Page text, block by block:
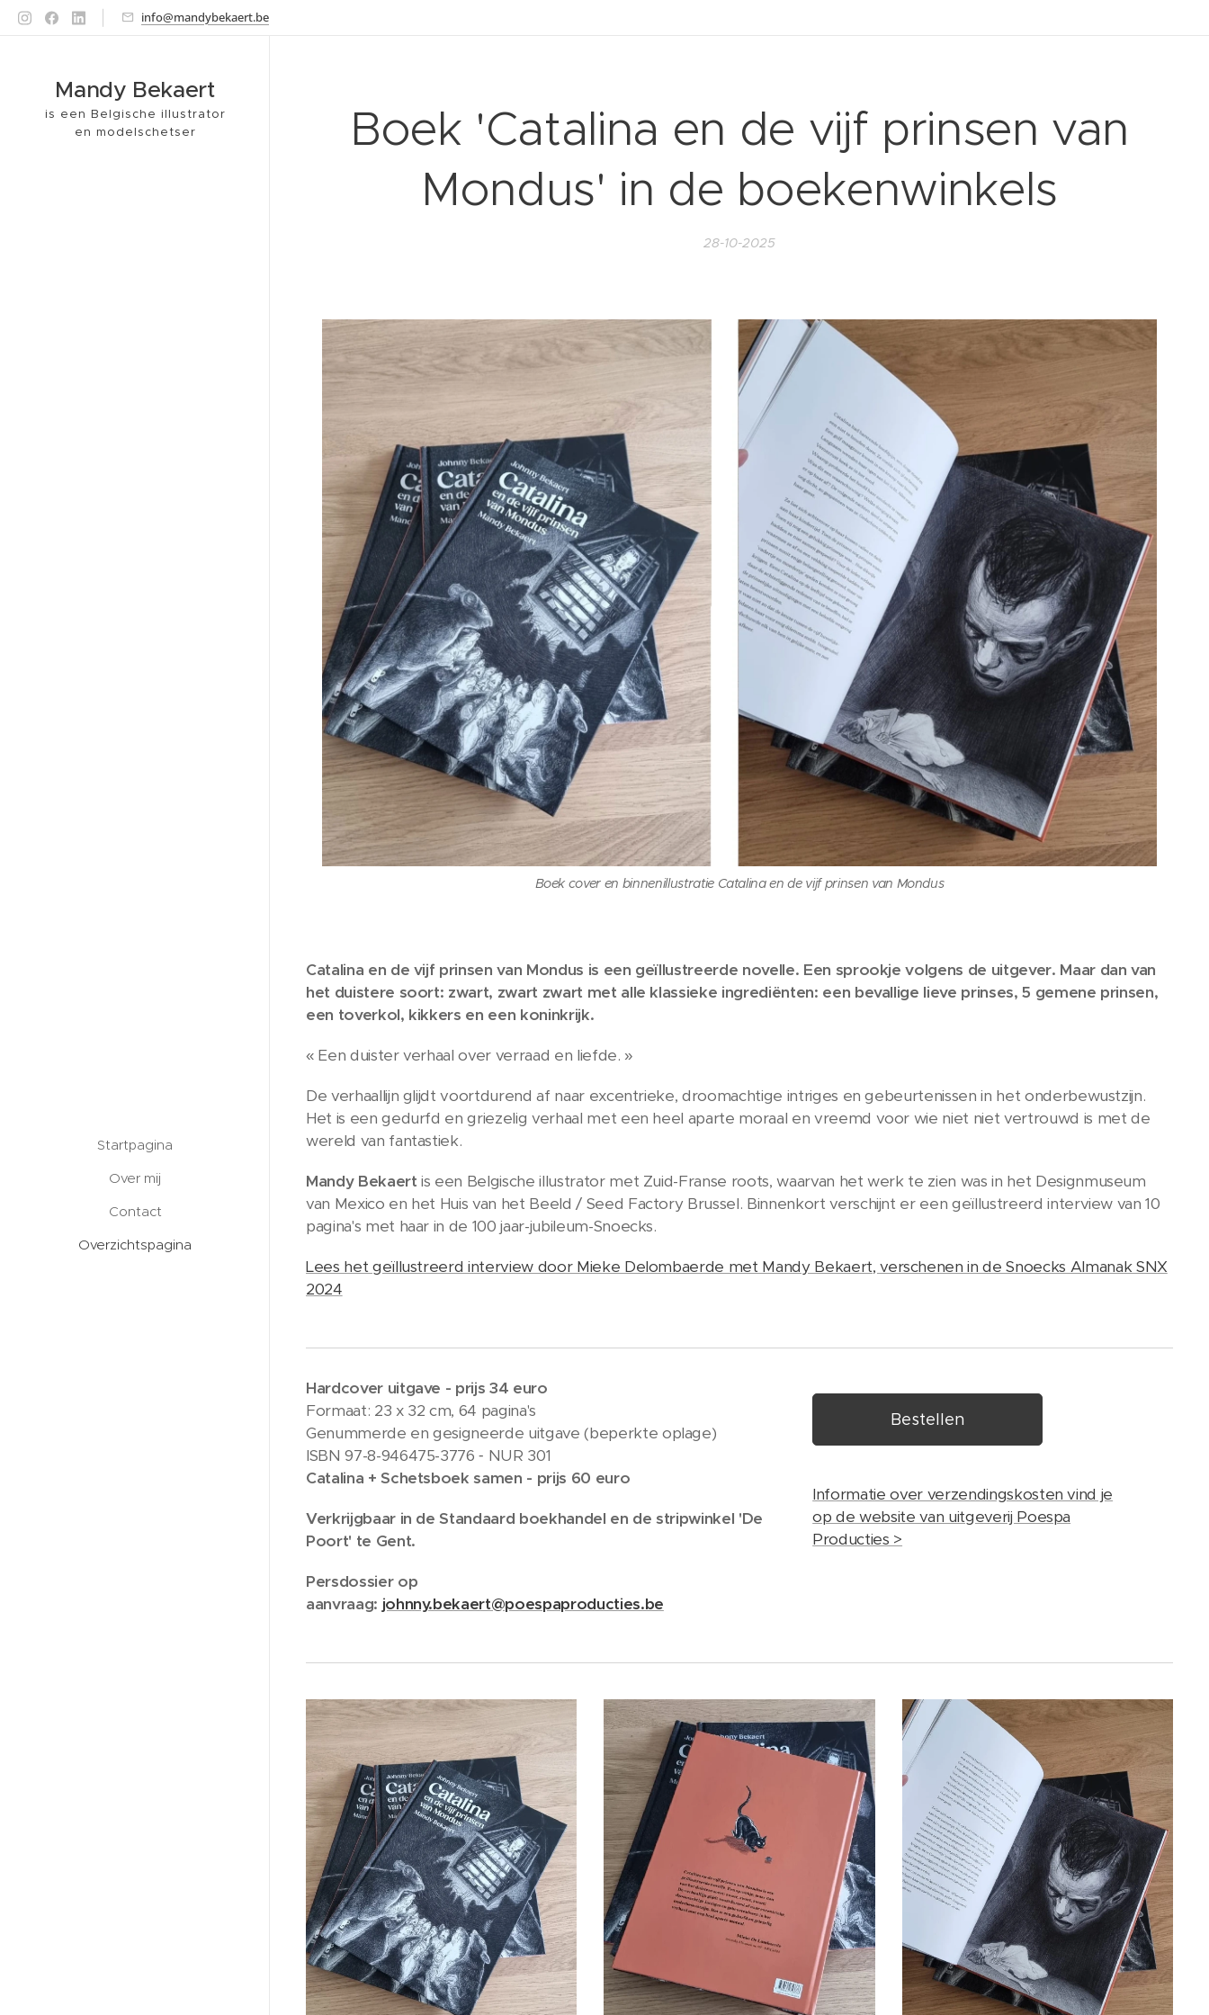
info@mandybekaert.be
Mandy Bekaert
is een Belgische illustrator
en modelschetser
Startpagina
Over mij
Contact
Overzichtspagina
Boek 'Catalina en de vijf prinsen van
Mondus' in de boekenwinkels
28-10-2025
Boek cover en binnenillustratie Catalina en de vijf prinsen van Mondus
Catalina en de vijf prinsen van Mondus is een geïllustreerde novelle. Een sprookje volgens de uitgever. Maar dan van
het duistere soort: zwart, zwart zwart met alle klassieke ingrediënten: een bevallige lieve prinses, 5 gemene prinsen,
een toverkol, kikkers en een koninkrijk.
« Een duister verhaal over verraad en liefde. »
De verhaallijn glijdt voortdurend af naar excentrieke, droomachtige intriges en gebeurtenissen in het onderbewustzijn.
Het is een gedurfd en griezelig verhaal met een heel aparte moraal en vreemd voor wie niet niet vertrouwd is met de
wereld van fantastiek.
Mandy Bekaert is een Belgische illustrator met Zuid-Franse roots, waarvan het werk te zien was in het Designmuseum
van Mexico en het Huis van het Beeld / Seed Factory Brussel. Binnenkort verschijnt er een geïllustreerd interview van 10
pagina's met haar in de 100 jaar-jubileum-Snoecks.
Lees het geïllustreerd interview door Mieke Delombaerde met Mandy Bekaert, verschenen in de Snoecks Almanak SNX
2024
Hardcover uitgave - prijs 34 euro
Formaat: 23 x 32 cm, 64 pagina's
Genummerde en gesigneerde uitgave (beperkte oplage)
ISBN 97-8-946475-3776 ⁃ NUR 301
Catalina + Schetsboek samen - prijs 60 euro
Verkrijgbaar in de Standaard boekhandel en de stripwinkel 'De
Poort' te Gent.
Persdossier op
aanvraag: johnny.bekaert@poespaproducties.be
Bestellen
Informatie over verzendingskosten vind je
op de website van uitgeverij Poespa
Producties >